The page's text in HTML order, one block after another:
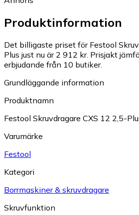
Produktinformation
Det billigaste priset för Festool
Plus just nu är 2 912 kr. Prisjakt
erbjudande från 10 butiker.
Grundläggande information
Produktnamn
Festool Skruvdragare CXS 12 2,5-
Varumärke
Festool
Kategori
Borrmaskiner & skruvdragare
Skruvfunktion